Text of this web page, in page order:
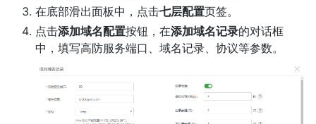
在底部滑出面板中，点击七层配置页签。
点击添加域名配置按钮，在添加域名记录的对话框
中，填写高防服务端口、域名记录、协议等参数。